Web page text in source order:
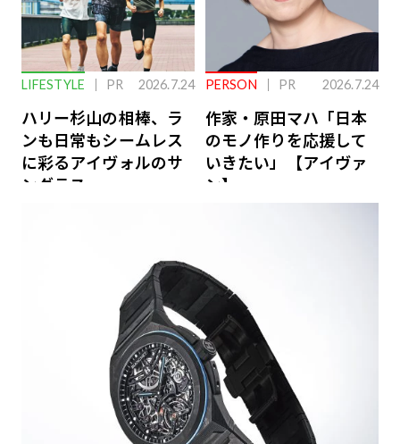
LIFESTYLE PR 2026.7.24
ハリー杉山の相棒、ラ
ンも日常もシームレス
に彩るアイヴォルのサ
ングラス
PERSON PR 2026.7.24
作家・原田マハ「日本
のモノ作りを応援して
いきたい」【アイヴァ
ン】